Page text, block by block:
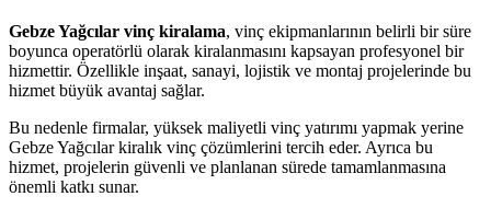
Gebze Yağcılar vinç kiralama, vinç ekipmanlarının belirli bir süre
boyunca operatörlü olarak kiralanmasını kapsayan profesyonel bir
hizmettir. Özellikle inşaat, sanayi, lojistik ve montaj projelerinde bu
hizmet büyük avantaj sağlar.
Bu nedenle firmalar, yüksek maliyetli vinç yatırımı yapmak yerine
Gebze Yağcılar kiralık vinç çözümlerini tercih eder. Ayrıca bu
hizmet, projelerin güvenli ve planlanan sürede tamamlanmasına
önemli katkı sunar.